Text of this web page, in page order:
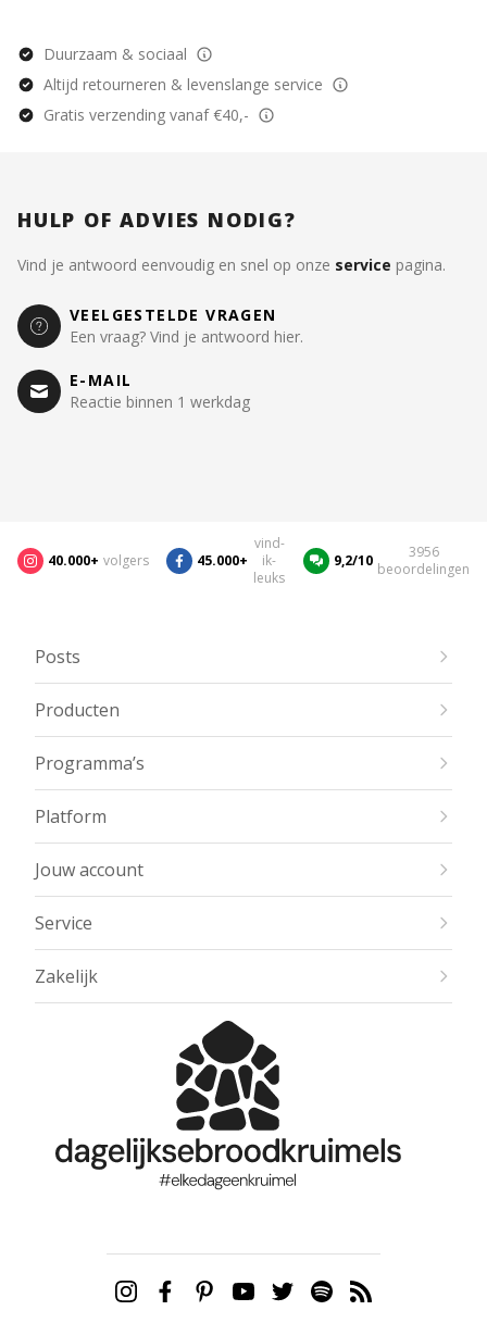
Duurzaam & sociaal
Altijd retourneren & levenslange service
Gratis verzending vanaf €40,-
HULP OF ADVIES NODIG?
Vind je antwoord eenvoudig en snel op onze service pagina.
VEELGESTELDE VRAGEN
Een vraag? Vind je antwoord hier.
E-MAIL
Reactie binnen 1 werkdag
40.000+ volgers 45.000+
vind-
ik-
leuks
9,2/10
3956
beoordelingen
Posts
Producten
Programma’s
Platform
Jouw account
Service
Zakelijk